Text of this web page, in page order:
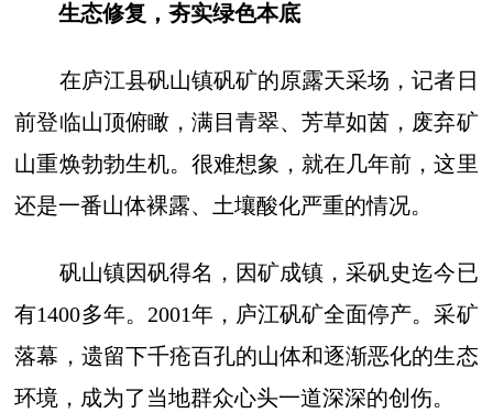
生态修复，夯实绿色本底
在庐江县矾山镇矾矿的原露天采场，记者日
前登临山顶俯瞰，满目青翠、芳草如茵，废弃矿
山重焕勃勃生机。很难想象，就在几年前，这里
还是一番山体裸露、土壤酸化严重的情况。
矾山镇因矾得名，因矿成镇，采矾史迄今已
有1400多年。2001年，庐江矾矿全面停产。采矿
落幕，遗留下千疮百孔的山体和逐渐恶化的生态
环境，成为了当地群众心头一道深深的创伤。